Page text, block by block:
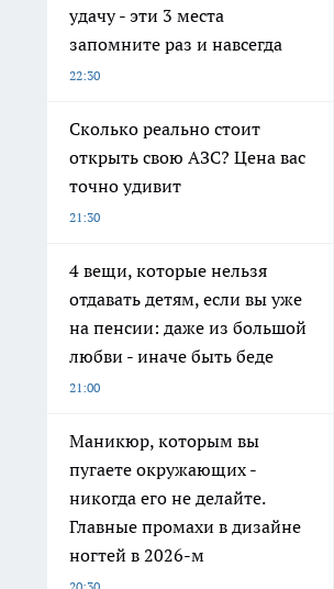
удачу - эти 3 места
запомните раз и навсегда
22:30
Сколько реально стоит
открыть свою АЗС? Цена вас
точно удивит
21:30
4 вещи, которые нельзя
отдавать детям, если вы уже
на пенсии: даже из большой
любви - иначе быть беде
21:00
Маникюр, которым вы
пугаете окружающих -
никогда его не делайте.
Главные промахи в дизайне
ногтей в 2026-м